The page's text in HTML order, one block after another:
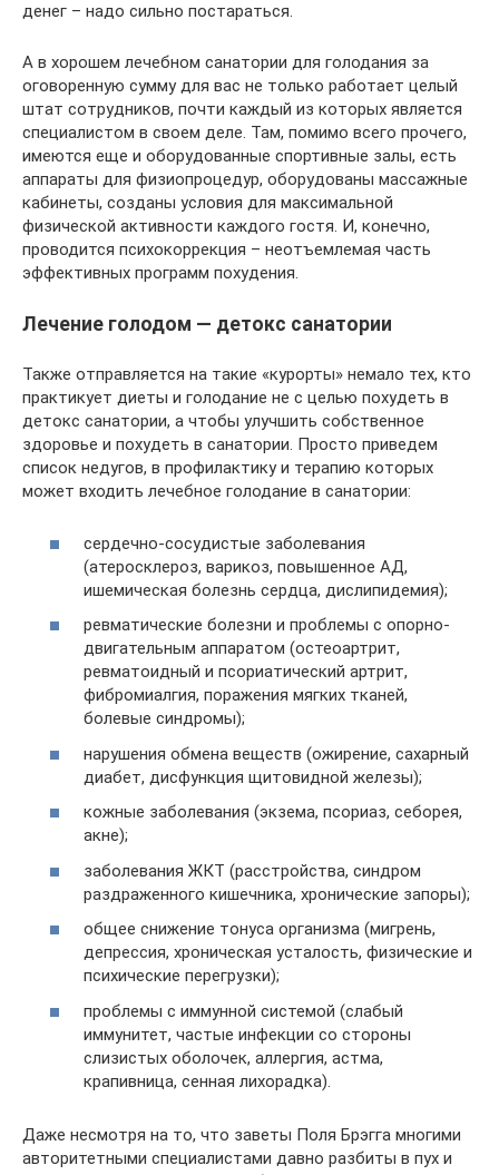
денег – надо сильно постараться.
А в хорошем лечебном санатории для голодания за
оговоренную сумму для вас не только работает целый
штат сотрудников, почти каждый из которых является
специалистом в своем деле. Там, помимо всего прочего,
имеются еще и оборудованные спортивные залы, есть
аппараты для физиопроцедур, оборудованы массажные
кабинеты, созданы условия для максимальной
физической активности каждого гостя. И, конечно,
проводится психокоррекция – неотъемлемая часть
эффективных программ похудения.
Лечение голодом — детокс санатории
Также отправляется на такие «курорты» немало тех, кто
практикует диеты и голодание не с целью похудеть в
детокс санатории, а чтобы улучшить собственное
здоровье и похудеть в санатории. Просто приведем
список недугов, в профилактику и терапию которых
может входить лечебное голодание в санатории:
сердечно-сосудистые заболевания
(атеросклероз, варикоз, повышенное АД,
ишемическая болезнь сердца, дислипидемия);
ревматические болезни и проблемы с опорно-
двигательным аппаратом (остеоартрит,
ревматоидный и псориатический артрит,
фибромиалгия, поражения мягких тканей,
болевые синдромы);
нарушения обмена веществ (ожирение, сахарный
диабет, дисфункция щитовидной железы);
кожные заболевания (экзема, псориаз, себорея,
акне);
заболевания ЖКТ (расстройства, синдром
раздраженного кишечника, хронические запоры);
общее снижение тонуса организма (мигрень,
депрессия, хроническая усталость, физические и
психические перегрузки);
проблемы с иммунной системой (слабый
иммунитет, частые инфекции со стороны
слизистых оболочек, аллергия, астма,
крапивница, сенная лихорадка).
Даже несмотря на то, что заветы Поля Брэгга многими
авторитетными специалистами давно разбиты в пух и